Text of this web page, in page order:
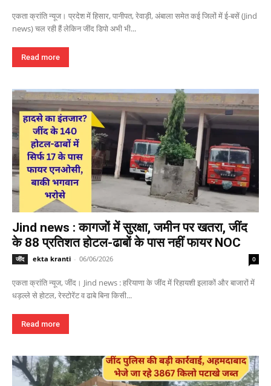
एकता क्रांति न्यूज। प्रदेश में हिसार, पानीपत, रेवाड़ी, अंबाला समेत कई जिलों में ई-बसें (Jind
news) चल रही हैं लेकिन जींद डिपो अभी भी...
Read more
Jind news : कागजों में सुरक्षा, जमीन पर खतरा, जींद
के 88 प्रतिशत होटल-ढाबों के पास नहीं फायर NOC
जींद ekta kranti - 06/06/2026 0
एकता क्रांति न्यूज, जींद। Jind news : हरियाणा के जींद में रिहायशी इलाकों और बाजारों में
धड़ल्ले से होटल, रेस्टोरेंट व ढाबे बिना किसी...
Read more